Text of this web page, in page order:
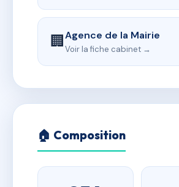
🏢Agence de la Mairie
Voir la fiche cabinet →
🏠 Composition